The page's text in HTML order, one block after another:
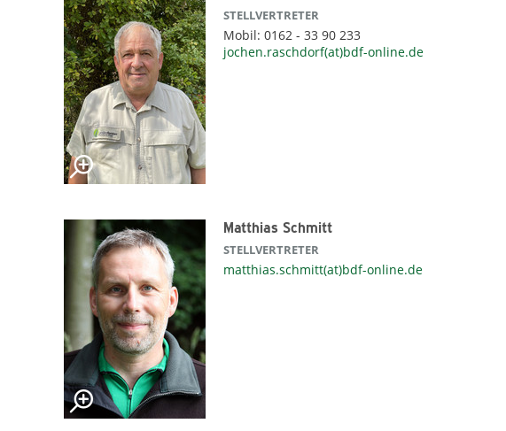
STELLVERTRETER
Mobil: 0162 - 33 90 233
jochen.raschdorf(at)bdf-online.de
Matthias Schmitt
STELLVERTRETER
matthias.schmitt(at)bdf-online.de